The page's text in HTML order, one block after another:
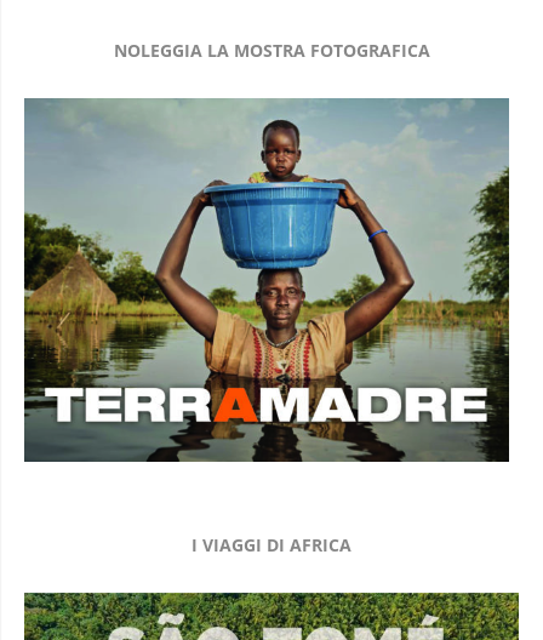
NOLEGGIA LA MOSTRA FOTOGRAFICA
I VIAGGI DI AFRICA